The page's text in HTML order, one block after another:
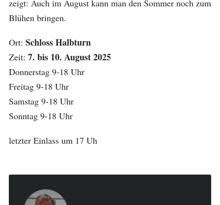
zeigt: Auch im August kann man den Sommer noch zum
Blühen bringen.
Ort: Schloss Halbturn
Zeit: 7. bis 10. August 2025
Donnerstag 9-18 Uhr
Freitag 9-18 Uhr
Samstag 9-18 Uhr
Sonntag 9-18 Uhr
letzter Einlass um 17 Uh